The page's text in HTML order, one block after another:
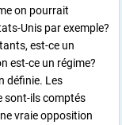
on pourrait
Unis par exemple?
est-ce un
est-ce un régime?
définie. Les
sont-ils comptés
vraie opposition